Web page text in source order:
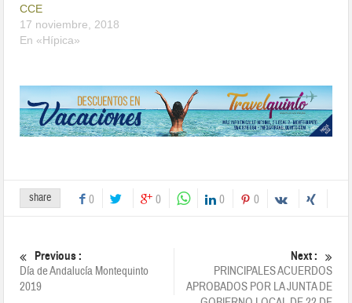
CCE
17 noviembre, 2018
En «Hípica»
share 0 0 0 0
Previous :
Día de Andalucía Montequinto
2019
Next :
PRINCIPALES ACUERDOS
APROBADOS POR LA JUNTA DE